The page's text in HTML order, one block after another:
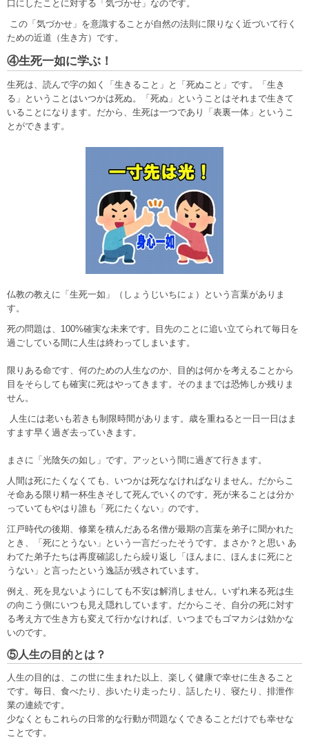
口にしたことに対する「気づかせ」なのです。
この「気づかせ」を意識することが自然の法則に限りなく近づいて行く
ための近道（生き方）です。
④生死一如に学ぶ！
生死は、読んで字の如く「生きること」と「死ぬこと」です。「生き
る」ということはいつかは死ぬ。「死ぬ」ということはそれまで生きて
いることになります。だから、生死は一つであり「表裏一体」というこ
とができます。
仏教の教えに「生死一如」（しょうじいちにょ）という言葉がありま
す。
死の問題は、100%確実な未来です。目先のことに追い立てられて毎日を
過ごしている間に人生は終わってしまいます。
限りある命です、何のための人生なのか、目的は何かを考えることから
目をそらしても確実に死はやってきます。そのままでは恐怖しか残りま
せん。
人生には老いも若きも制限時間があります。歳を重ねると一日一日はま
すます早く過ぎ去っていきます。
まさに「光陰矢の如し」です。アッという間に過ぎて行きます。
人間は死にたくなくても、いつかは死ななければなりません。だからこ
そ命ある限り精一杯生きそして死んでいくのです。死が来ることは分か
っていてもやはり誰も「死にたくない」のです。
江戸時代の後期、修業を積んだある名僧が最期の言葉を弟子に聞かれた
とき、「死にとうない」という一言だったそうです。まさか？と思い あ
わてた弟子たちは再度確認したら繰り返し「ほんまに、ほんまに死にと
うない」と言ったという逸話が残されています。
例え、死を見ないようにしても不安は解消しません。いずれ来る死は生
の向こう側にいつも見え隠れしています。だからこそ、自分の死に対す
る考え方で生き方も変えて行かなければ、いつまでもゴマカシは効かな
いのです。
⑤人生の目的とは？
人生の目的は、この世に生まれた以上、楽しく健康で幸せに生きること
です。毎日、食べたり、歩いたり走ったり、話したり、寝たり、排泄作
業の連続です。
少なくともこれらの日常的な行動が問題なくできることだけでも幸せな
ことです。